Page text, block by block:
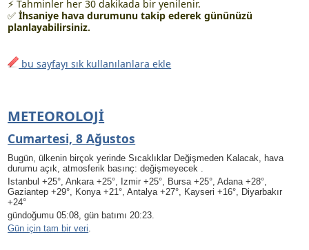
⚡ Tahminler her 30 dakikada bir yenilenir.
✅İhsaniye hava durumunu takip ederek gününüzü
planlayabilirsiniz.
bu sayfayı sık kullanılanlara ekle
METEOROLOJI
Cumartesi, 8 Ağustos
Bugün, ülkenin birçok yerinde Sıcaklıklar Değişmeden Kalacak, hava
durumu açık, atmosferik basınç: değişmeyecek .
Istanbul +25°, Ankara +25°, Izmir +25°, Bursa +25°, Adana +28°,
Gaziantep +29°, Konya +21°, Antalya +27°, Kayseri +16°, Diyarbakır
+24°
gündoğumu 05:08, gün batımı 20:23.
Gün için tam bir veri.